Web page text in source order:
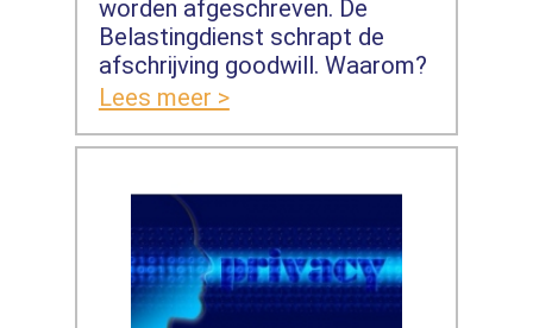
worden afgeschreven. De
Belastingdienst schrapt de
afschrijving goodwill. Waarom?
Lees meer >